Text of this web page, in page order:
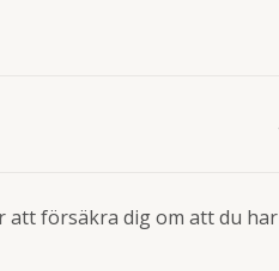
att försäkra dig om att du har